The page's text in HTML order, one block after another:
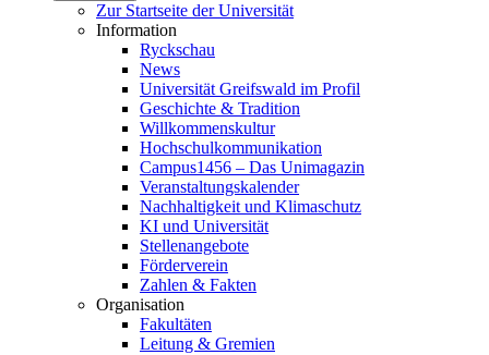
Zur Startseite der Universität
Information
Ryckschau
News
Universität Greifswald im Profil
Geschichte & Tradition
Willkommenskultur
Hochschulkommunikation
Campus1456 – Das Unimagazin
Veranstaltungskalender
Nachhaltigkeit und Klimaschutz
KI und Universität
Stellenangebote
Förderverein
Zahlen & Fakten
Organisation
Fakultäten
Leitung & Gremien